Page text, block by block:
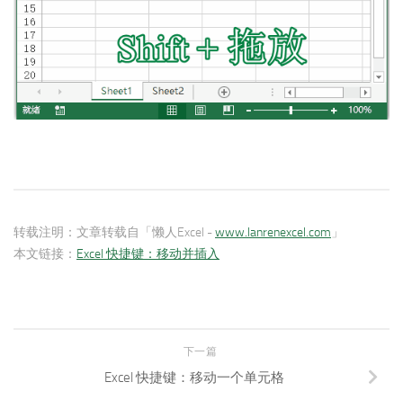
转载注明： 文章转载自「懒人Excel -www.lanrenexcel.com 」
本文链接： Excel 快捷键：移动并插入
下一篇
Excel 快捷键：移动一个单元格